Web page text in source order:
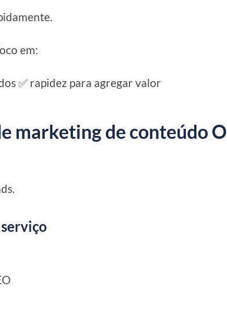
em:
✅ rapidez para agregar valor
marketing de conteúdo O